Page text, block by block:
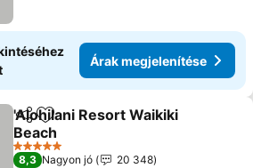
Árak megjelenítése
Megosztás
Hozzáadás a kedvencekhez
'Alohilani Resort Waikiki
Beach
Árak megjelenítése
5 Kategória
8,3 Nagyon jó
20 348